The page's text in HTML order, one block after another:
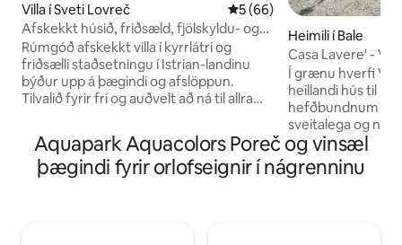
Villa í Sveti Lovreč 5 af 5 í meðaleinkunn, 66
5 (66)
Afskekkt húsið, friðsæld, fjölskyldu- og
gæludýravæn
Rúmgóð afskekkt villa í kyrrlátri og
friðsælli staðsetningu í Istrian-landinu
býður upp á þægindi og afslöppun.
Tilvalið fyrir frí og auðvelt að ná til allra
býður húsið upp á næði, friðsælan og
öruggan stað í róandi gróðri. Á tímabilinu
júní-ágúst er breyting yfir daginn á
laugardegi og fyrir dvöl sem varir lengur
Heimili í Bale
Casa Lavere' -
áreiðanleika
Í grænu hverfi
heillandi hús til
hefðbundnum stíl
sveitalega og
einstakt og
aðeins 300
býður upp á
Aquapark Aquacolors Poreč og vinsæl
þægindi fyrir orlofseignir í nágrenninu